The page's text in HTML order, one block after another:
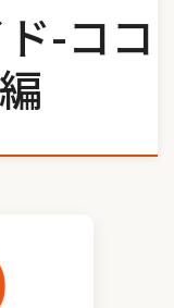
-ココ